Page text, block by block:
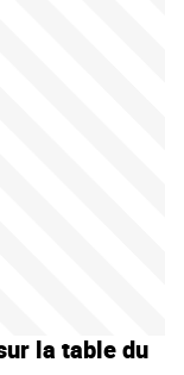
la table du